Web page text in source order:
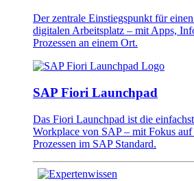
Der zentrale Einstiegspunkt für
digitalen Arbeitsplatz – mit Apps,
Prozessen an einem Ort.
SAP Fiori Launchpad
Das Fiori Launchpad ist die
Workplace von SAP – mit Fokus
Prozessen im SAP Standard.